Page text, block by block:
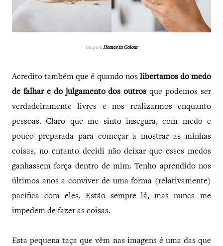
Imagem Homes in Colour
Acredito também que é quando nos libertamos do medo
de falhar e do julgamento dos outros que podemos ser
verdadeiramente livres e nos realizarmos enquanto
pessoas. Claro que me sinto insegura, com medo e
pouco preparada para começar a mostrar as minhas
coisas, no entanto decidi não deixar que esses medos
ganhassem força dentro de mim. Tenho aprendido nos
últimos anos a conviver de uma forma (relativamente)
pacífica com eles. Estão sempre lá, mas nunca me
impedem de fazer as coisas.
Esta pequena taça que vêm nas imagens é uma das que